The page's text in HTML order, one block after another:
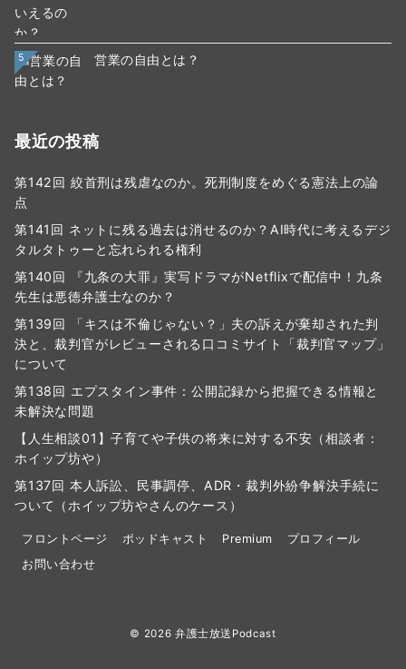
5 営業の自由とは？
最近の投稿
第142回 絞首刑は残虐なのか。死刑制度をめぐる憲法上の論
点
第141回 ネットに残る過去は消せるのか？AI時代に考えるデジ
タルタトゥーと忘れられる権利
第140回 『九条の大罪』実写ドラマがNetflixで配信中！九条
先生は悪徳弁護士なのか？
第139回 「キスは不倫じゃない？」夫の訴えが棄却された判
決と、裁判官がレビューされる口コミサイト「裁判官マップ」
について
第138回 エプスタイン事件：公開記録から把握できる情報と
未解決な問題
【人生相談01】子育てや子供の将来に対する不安（相談者：
ホイップ坊や）
第137回 本人訴訟、民事調停、ADR・裁判外紛争解決手続に
ついて（ホイップ坊やさんのケース）
フロントページ ポッドキャスト Premium
プロフィール
お問い合わせ
© 2026 弁護士放送Podcast